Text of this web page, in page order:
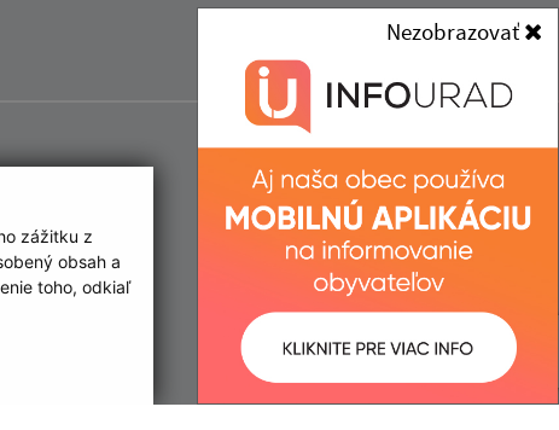
zážitku z
obsah a
toho, odkiaľ
Nezobrazovať